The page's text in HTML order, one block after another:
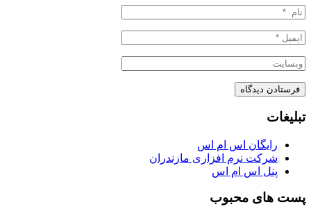
تبلیغات
رایگان اس ام اس
شرکت نرم افزاری مازندران
پنل اس ام اس
پست های محبوب